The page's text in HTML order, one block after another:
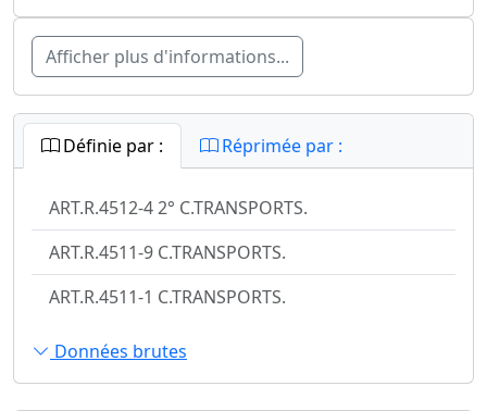
Afficher plus d'informations...
Définie par : Réprimée par :
ART.R.4512-4 2° C.TRANSPORTS.
ART.R.4511-9 C.TRANSPORTS.
ART.R.4511-1 C.TRANSPORTS.
Données brutes